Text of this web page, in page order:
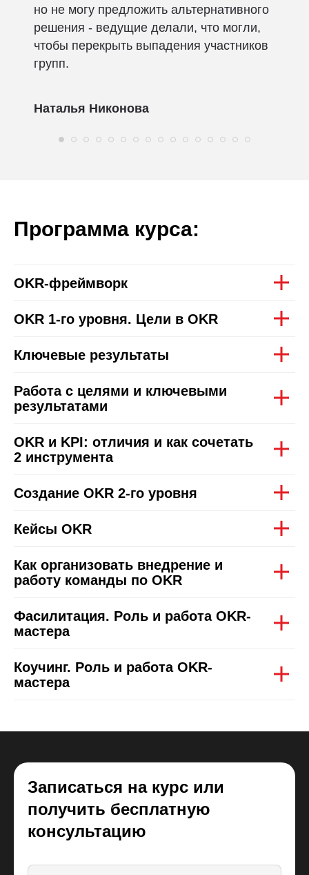
но не могу предложить альтернативного
решения - ведущие делали, что могли,
чтобы перекрыть выпадения участников
групп.
Наталья Никонова
Программа курса:
OKR-фреймворк
OKR 1-го уровня. Цели в OKR
Ключевые результаты
Работа с целями и ключевыми
результатами
OKR и KPI: отличия и как сочетать
2 инструмента
Создание OKR 2-го уровня
Кейсы OKR
Как организовать внедрение и
работу команды по OKR
Фасилитация. Роль и работа OKR-
мастера
Коучинг. Роль и работа OKR-
мастера
Записаться на курс или
получить бесплатную
консультацию